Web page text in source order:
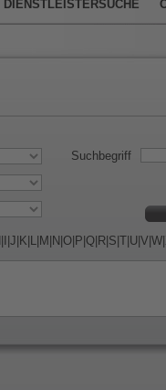
DIENSTLEISTERSUCHE
Suchbegriff
J K L M N O P Q R S T U V W